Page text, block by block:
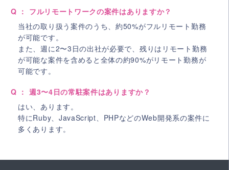
Q ： フルリモートワークの案件はありますか？
当社の取り扱う案件のうち、約50%がフルリモート勤務
が可能です。
また、週に2〜3日の出社が必要で、残りはリモート勤務
が可能な案件を含めると全体の約90%がリモート勤務が
可能です。
Q ： 週3〜4日の常駐案件はありますか？
はい、あります。
特にRuby、JavaScript、PHPなどのWeb開発系の案件に
多くあります。